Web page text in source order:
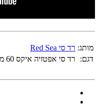
מותג: רד סי Red Sea
דגם:
רד סי אפטזיה איקס 60 מ